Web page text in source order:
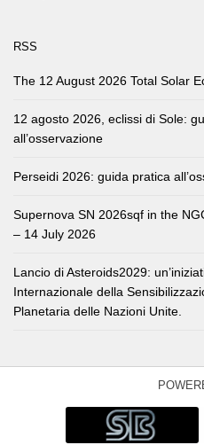
RSS
The 12 August 2026 Total Solar
12 agosto 2026, eclissi di Sole:
all’osservazione
Perseidi 2026: guida pratica
Supernova SN 2026sqf in the
– 14 July 2026
Lancio di Asteroids2029:
Internazionale della
Planetaria delle Nazioni Unite.